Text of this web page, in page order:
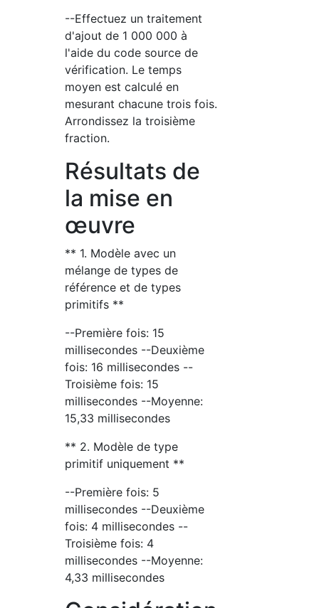
--Effectuez un traitement
d'ajout de 1 000 000 à
l'aide du code source de
vérification. Le temps
moyen est calculé en
mesurant chacune trois fois.
Arrondissez la troisième
fraction.
Résultats de
la mise en
œuvre
** 1. Modèle avec un
mélange de types de
référence et de types
primitifs **
--Première fois: 15
millisecondes --Deuxième
fois: 16 millisecondes --
Troisième fois: 15
millisecondes --Moyenne:
15,33 millisecondes
** 2. Modèle de type
primitif uniquement **
--Première fois: 5
millisecondes --Deuxième
fois: 4 millisecondes --
Troisième fois: 4
millisecondes --Moyenne:
4,33 millisecondes